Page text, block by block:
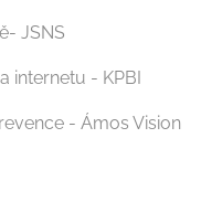
JSNS
internetu - KPBI
- Ámos Vision